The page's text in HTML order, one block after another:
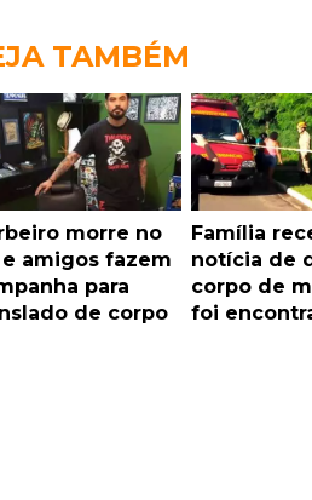
TAMBÉM
morre no
e amigos fazem
para
de corpo
Família
notícia de
corpo de
foi